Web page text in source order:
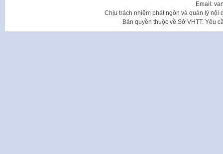
Email:
Chịu trách nhiệm phát ngôn và quản lý nội
Bản quyền thuộc về Sở VHTT. Yêu